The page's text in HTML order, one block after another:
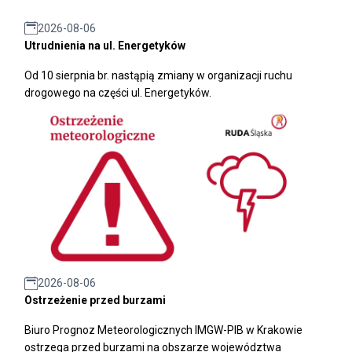
2026-08-06
Utrudnienia na ul. Energetyków
Od 10 sierpnia br. nastąpią zmiany w organizacji ruchu
drogowego na części ul. Energetyków.
2026-08-06
Ostrzeżenie przed burzami
Biuro Prognoz Meteorologicznych IMGW-PIB w Krakowie
ostrzega przed burzami na obszarze województwa